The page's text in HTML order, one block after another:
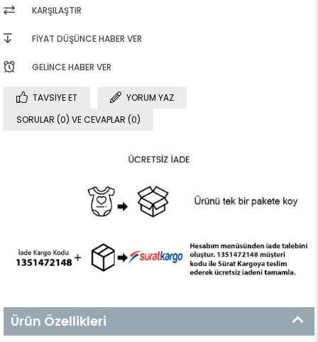
KARŞILAŞTIR
FIYAT DÜŞÜNCE HABER VER
GELINCE HABER VER
TAVSIYE ET
YORUM YAZ
SORULAR (0) VE CEVAPLAR (0)
Ürün Özellikleri